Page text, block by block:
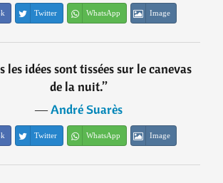
Twitter WhatsApp Image
les idées sont tissées sur le canevas
de la nuit.”
―André Suarès
Twitter WhatsApp Image